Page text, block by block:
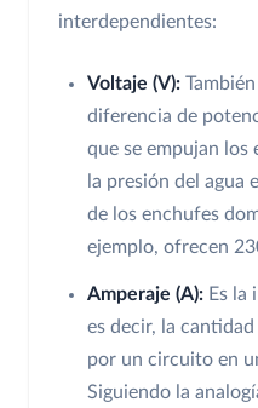
interdependientes:
Voltaje (V):
diferencia de
que se empujan los
la presión del agua
de los enchufes
ejemplo, ofrecen
Amperaje (A): Es la
es decir, la
por un circuito en
Siguiendo la